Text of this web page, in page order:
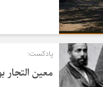
پادکست:
معین التجار